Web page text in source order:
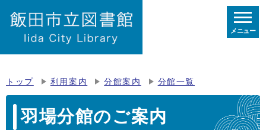
メニュー
トップ 利用案内 分館案内 分館一覧
羽場分館のご案内